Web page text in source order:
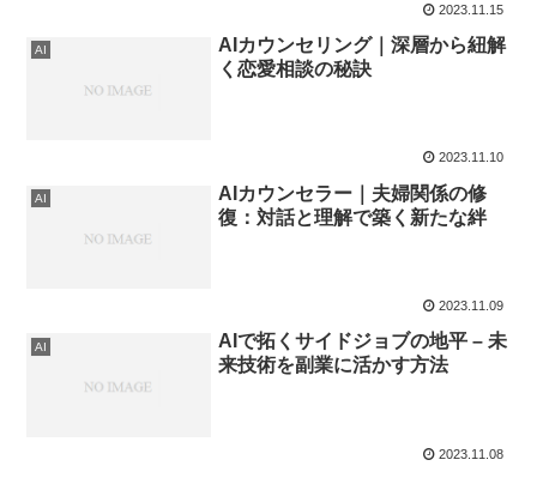
2023.11.15
AI
AIカウンセリング｜深層から紐解
く恋愛相談の秘訣
2023.11.10
AI
AIカウンセラー｜夫婦関係の修
復：対話と理解で築く新たな絆
2023.11.09
AI
AIで拓くサイドジョブの地平 – 未
来技術を副業に活かす方法
2023.11.08